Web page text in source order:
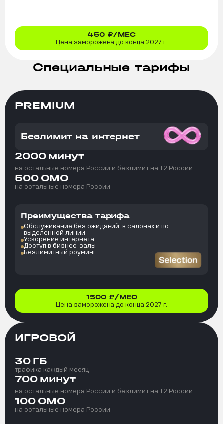
450 ₽/МЕС
Цена заморожена до конца 2027 г.
Специальные тарифы
PREMIUM
Безлимит на интернет
2000 минут
на остальные номера России и безлимит на T2 России
500 СМС
на остальные номера России
Преимущества тарифа
Обслуживание без ожиданий: в салонах и по
выделенной линии
Ускорение интернета
Доступ в бизнес-залы
Безлимитный роуминг
1500 ₽/МЕС
Цена заморожена до конца 2027 г.
ИГРОВОЙ
30 ГБ
трафика каждый месяц
700 минут
на остальные номера России и безлимит на T2 России
100 СМС
на остальные номера России